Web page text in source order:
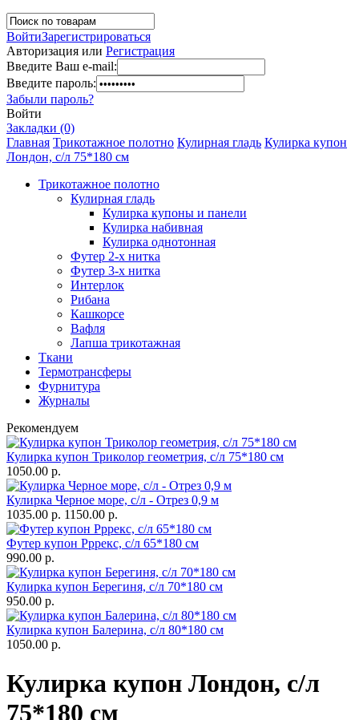
ВойтиЗарегистрироваться
Авторизация или Регистрация
Введите Ваш e-mail:
Введите пароль:
Забыли пароль?
Войти
Закладки (0)
Главная Трикотажное полотно Кулирная гладь Кулирка купон
Лондон, с/л 75*180 см
Трикотажное полотно
Кулирная гладь
Кулирка купоны и панели
Кулирка набивная
Кулирка однотонная
Футер 2-х нитка
Футер 3-х нитка
Интерлок
Рибана
Кашкорсе
Вафля
Лапша трикотажная
Ткани
Термотрансферы
Фурнитура
Журналы
Рекомендуем
Кулирка купон Триколор геометрия, с/л 75*180 см
1050.00 р.
Кулирка Черное море, с/л - Отрез 0,9 м
1035.00 р. 1150.00 р.
Футер купон Рррекс, с/л 65*180 см
990.00 р.
Кулирка купон Берегиня, с/л 70*180 см
950.00 р.
Кулирка купон Балерина, с/л 80*180 см
1050.00 р.
Кулирка купон Лондон, с/л
75*180 см